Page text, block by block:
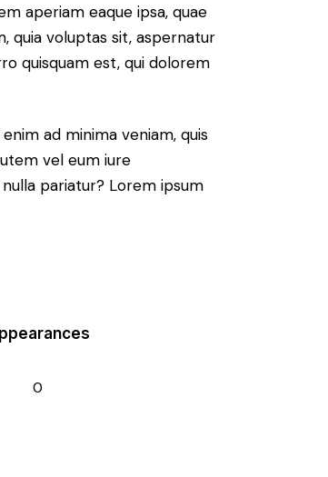
aperiam eaque ipsa, quae
quia voluptas sit, aspernatur
quisquam est, qui dolorem
ad minima veniam, quis
vel eum iure
pariatur? Lorem ipsum
0